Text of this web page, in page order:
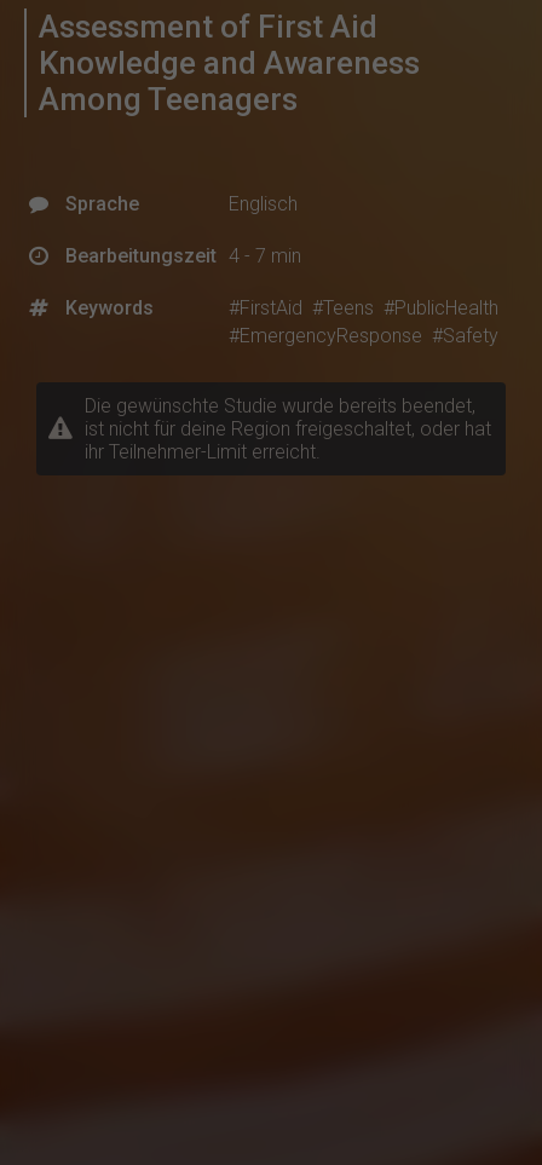
Assessment of First Aid
Knowledge and Awareness
Among Teenagers
Sprache Englisch
Bearbeitungszeit 4 - 7 min
Keywords #FirstAid #Teens #PublicHealth
#EmergencyResponse #Safety
Die gewünschte Studie wurde bereits beendet,
ist nicht für deine Region freigeschaltet, oder hat
ihr Teilnehmer-Limit erreicht.